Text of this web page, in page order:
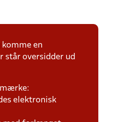
komme en
står oversidder ud
elektronisk